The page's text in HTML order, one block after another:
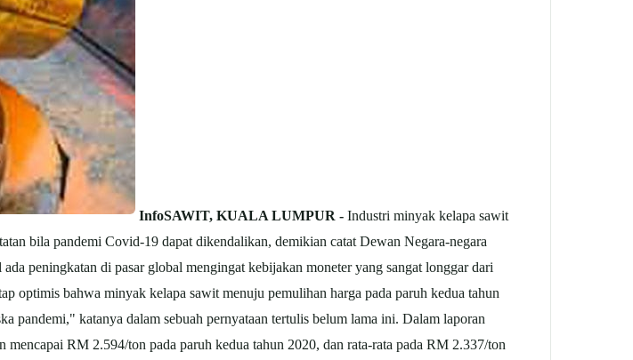
InfoSAWIT, KUALA LUMPUR - Industri minyak kelapa sawit
bila pandemi Covid-19 dapat dikendalikan, demikian catat Dewan Negara-negara
peningkatan di pasar global mengingat kebijakan moneter yang sangat longgar dari
optimis bahwa minyak kelapa sawit menuju pemulihan harga pada paruh kedua tahun
pandemi," katanya dalam sebuah pernyataan tertulis belum lama ini. Dalam laporan
RM 2.594/ton pada paruh kedua tahun 2020, dan rata-rata pada RM 2.337/ton